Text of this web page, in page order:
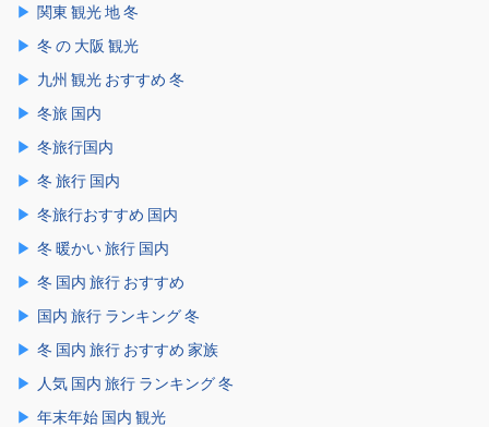
関東 観光 地 冬
冬 の 大阪 観光
九州 観光 おすすめ 冬
冬旅 国内
冬旅行国内
冬 旅行 国内
冬旅行おすすめ 国内
冬 暖かい 旅行 国内
冬 国内 旅行 おすすめ
国内 旅行 ランキング 冬
冬 国内 旅行 おすすめ 家族
人気 国内 旅行 ランキング 冬
年末年始 国内 観光